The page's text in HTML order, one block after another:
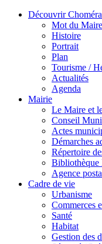
Découvrir
Mot du Maire
Histoire
Portrait
Plan
Tourisme /
Actualités
Agenda
Mairie
Le Maire et
Conseil
Actes
Démarches
Répertoire
Bibliothèque
Agence
Cadre de vie
Urbanisme
Commerces
Santé
Habitat
Gestion des